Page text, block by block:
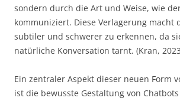
sondern durch die Art und Weise, wie
kommuniziert. Diese Verlagerung macht
subtiler und schwerer zu erkennen, da
natürliche Konversation tarnt. (Kran,
Ein zentraler Aspekt dieser neuen Form
ist die bewusste Gestaltung von Chatbots